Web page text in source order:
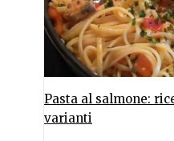
Pasta al salmone:
varianti